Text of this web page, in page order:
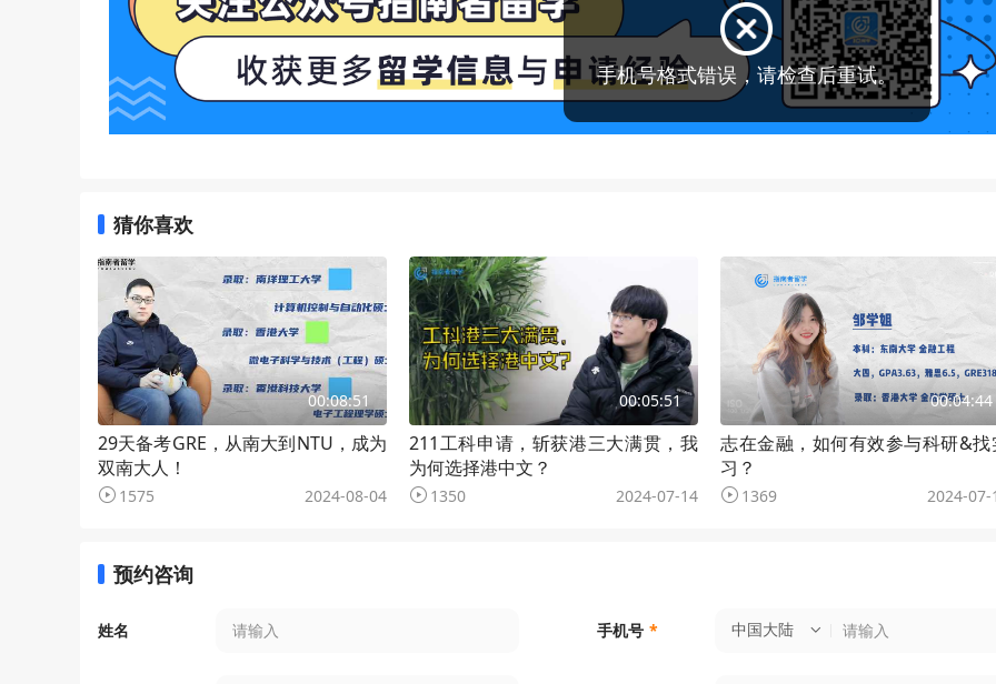
猜你喜欢
00:08:51
29天备考GRE，从南大到NTU，成为
双南大人！
1575 2024-08-04
00:05:51
211工科申请，斩获港三大满贯，我
为何选择港中文？
1350 2024-07-14
00:04:44
志在金融，如何有效参与科研&找
习？
1369 2024-07-
预约咨询
姓名 手机号 * 中国大陆